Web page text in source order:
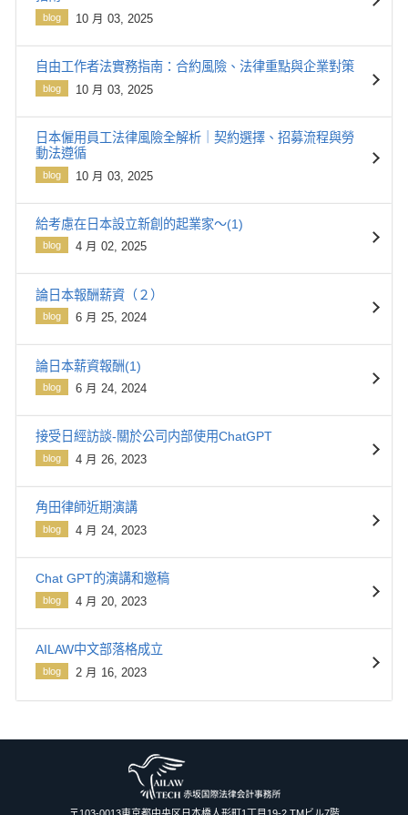
blog 10 月 03, 2025
自由工作者法實務指南：合約風險、法律重點與企業對策
blog 10 月 03, 2025
日本僱用員工法律風險全解析｜契約選擇、招募流程與勞
動法遵循
blog 10 月 03, 2025
給考慮在日本設立新創的起業家～(1)
blog 4 月 02, 2025
論日本報酬薪資（２）
blog 6 月 25, 2024
論日本薪資報酬(1)
blog 6 月 24, 2024
接受日經訪談-關於公司内部使用ChatGPT
blog 4 月 26, 2023
角田律師近期演講
blog 4 月 24, 2023
Chat GPT的演講和邀稿
blog 4 月 20, 2023
AILAW中文部落格成立
blog 2 月 16, 2023